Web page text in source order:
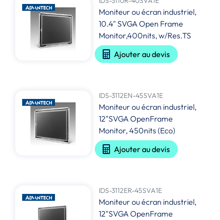
Moniteur ou écran industriel,
10.4" SVGA Open Frame
Monitor,400nits, w/Res.TS
Ajouter au devis
IDS-3112EN-45SVA1E
Moniteur ou écran industriel,
12"SVGA OpenFrame
Monitor, 450nits (Eco)
Ajouter au devis
IDS-3112ER-45SVA1E
Moniteur ou écran industriel,
12"SVGA OpenFrame